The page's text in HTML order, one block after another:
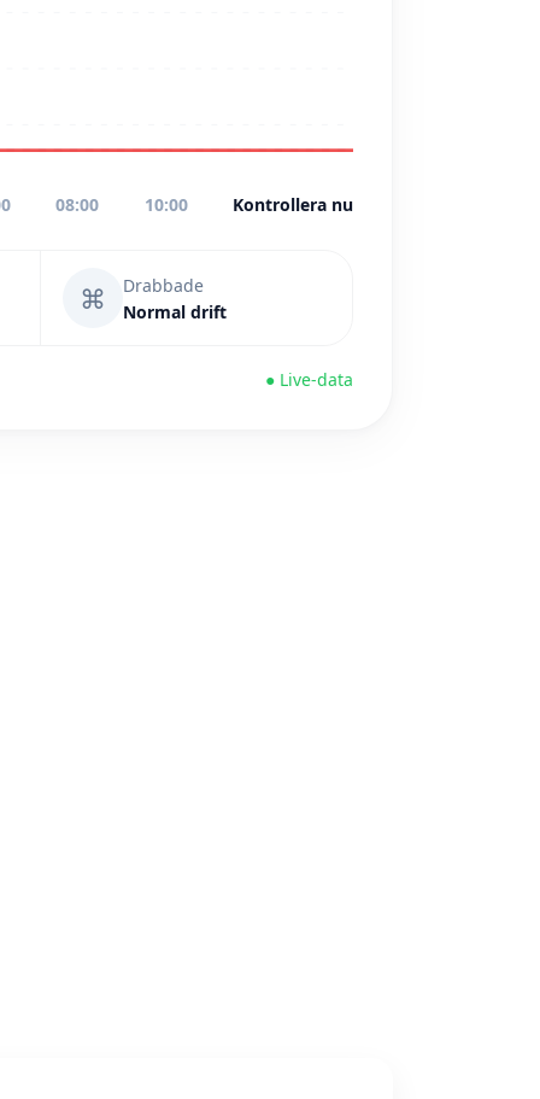
08:00 10:00 Kontrollera nu
⌘
Drabbade
Normal drift
● Live-data